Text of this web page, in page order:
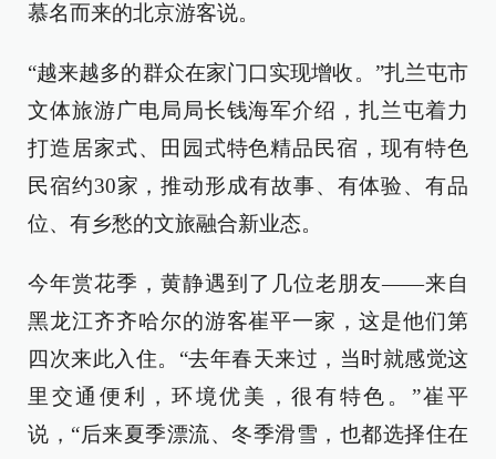
慕名而来的北京游客说。
“越来越多的群众在家门口实现增收。”扎兰屯市
文体旅游广电局局长钱海军介绍，扎兰屯着力
打造居家式、田园式特色精品民宿，现有特色
民宿约30家，推动形成有故事、有体验、有品
位、有乡愁的文旅融合新业态。
今年赏花季，黄静遇到了几位老朋友——来自
黑龙江齐齐哈尔的游客崔平一家，这是他们第
四次来此入住。“去年春天来过，当时就感觉这
里交通便利，环境优美，很有特色。”崔平
说，“后来夏季漂流、冬季滑雪，也都选择住在